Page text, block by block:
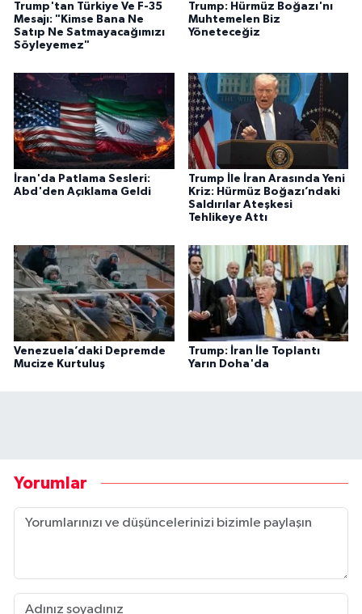
Trump'tan Türkiye Ve F-35
Mesajı: "Kimse Bana Ne
Satıp Ne Satmayacağımızı
Söyleyemez"
Trump: Hürmüz Boğazı'nı
Muhtemelen Biz
Yöneteceğiz
İran'da Patlama Sesleri:
Abd'den Açıklama Geldi
Trump İle İran Arasında Yeni
Kriz: Hürmüz Boğazı’ndaki
Saldırılar Ateşkesi
Tehlikeye Attı
Venezuela’daki Depremde
Mucize Kurtuluş
Trump: İran İle Toplantı
Yarın Doha'da
Yorumlar